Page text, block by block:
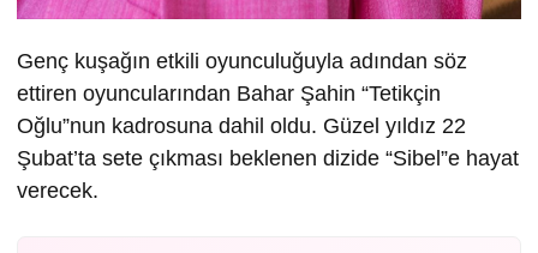
Genç kuşağın etkili oyunculuğuyla adından söz
ettiren oyuncularından Bahar Şahin “Tetikçin
Oğlu”nun kadrosuna dahil oldu. Güzel yıldız 22
Şubat’ta sete çıkması beklenen dizide “Sibel”e hayat
verecek.